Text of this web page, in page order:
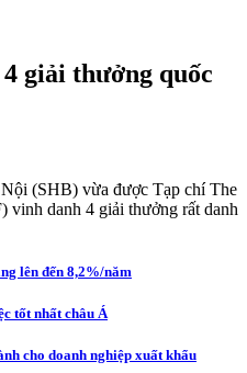
giải thưởng quốc
(SHB) vừa được Tạp chí The
vinh danh 4 giải thưởng rất danh
lên đến 8,2%/năm
tốt nhất châu Á
cho doanh nghiệp xuất khẩu